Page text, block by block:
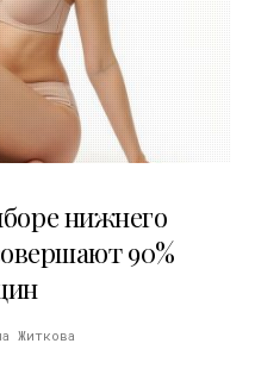
нижнего
90%
Житкова